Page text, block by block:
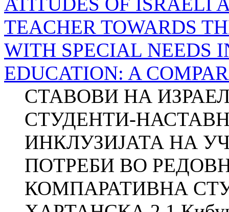
TEACHER TOWARDS
WITH SPECIAL NEEDS
EDUCATION: A
СТАВОВИ НА
СТУДЕНТИ-
ИНКЛУЗИЈАТА НА
ПОТРЕБИ ВО
КОМПАРАТИВНА